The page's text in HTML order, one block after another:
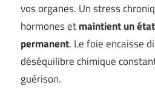
vos organes. Un stress
hormones etmaintient un
permanent. Le foie encaisse
déséquilibre chimique
guérison.